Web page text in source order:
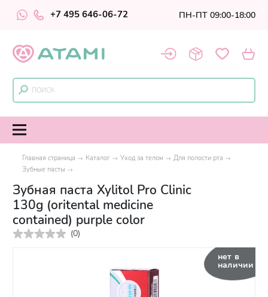
+7 495 646-06-72 ПН-ПТ 09:00-18:00
Главная страница Каталог Уход за телом
Для полости рта
Зубные пасты
Зубная паста Xylitol Pro Clinic
130g (oritental medicine
contained) purple color
(0)
нет в
наличии